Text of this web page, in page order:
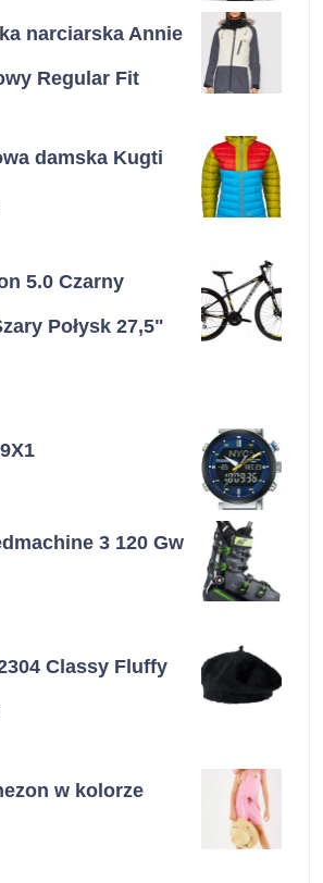
narciarska Annie
Regular Fit
damska Kugti
5.0 Czarny
Połysk 27,5"
3 120 Gw
Classy Fluffy
w kolorze